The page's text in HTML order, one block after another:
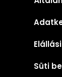
Süti